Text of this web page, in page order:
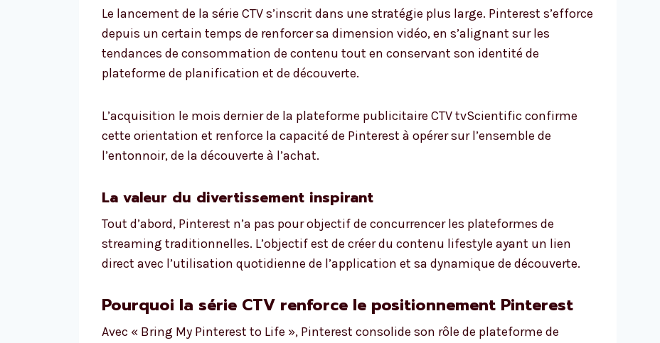
Le lancement de la série CTV s’inscrit dans une stratégie plus large. Pinterest s’efforce
depuis un certain temps de renforcer sa dimension vidéo, en s’alignant sur les
tendances de consommation de contenu tout en conservant son identité de
plateforme de planification et de découverte.
L’acquisition le mois dernier de la plateforme publicitaire CTV tvScientific confirme
cette orientation et renforce la capacité de Pinterest à opérer sur l’ensemble de
l’entonnoir, de la découverte à l’achat.
La valeur du divertissement inspirant
Tout d’abord, Pinterest n’a pas pour objectif de concurrencer les plateformes de
streaming traditionnelles. L’objectif est de créer du contenu lifestyle ayant un lien
direct avec l’utilisation quotidienne de l’application et sa dynamique de découverte.
Pourquoi la série CTV renforce le positionnement Pinterest
Avec « Bring My Pinterest to Life », Pinterest consolide son rôle de plateforme de